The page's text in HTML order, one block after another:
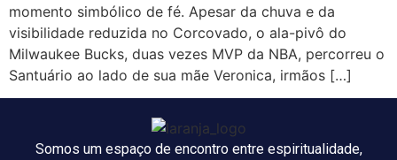
momento simbólico de fé. Apesar da chuva e da
visibilidade reduzida no Corcovado, o ala-pivô do
Milwaukee Bucks, duas vezes MVP da NBA, percorreu o
Santuário ao lado de sua mãe Veronica, irmãos […]
Somos um espaço de encontro entre espiritualidade,